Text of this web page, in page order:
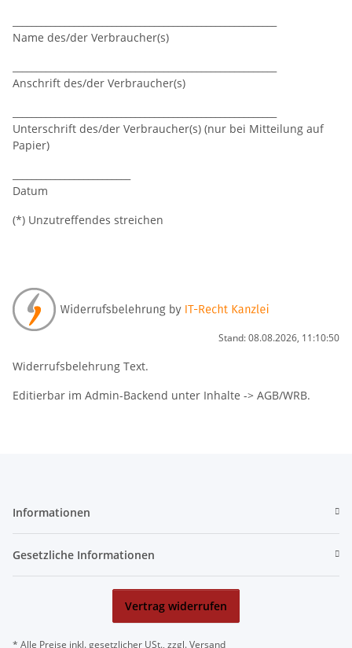
Name des/der Verbraucher(s)
Anschrift des/der Verbraucher(s)
Unterschrift des/der Verbraucher(s) (nur bei Mitteilung auf
Papier)
Datum
(*) Unzutreffendes streichen
Stand: 08.08.2026, 11:10:50
Widerrufsbelehrung Text.
Editierbar im Admin-Backend unter Inhalte -> AGB/WRB.
Informationen
Gesetzliche Informationen
Vertrag widerrufen
* Alle Preise inkl. gesetzlicher USt., zzgl.Versand